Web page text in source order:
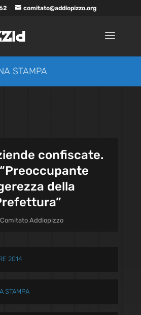
comitato@addiopizzo.org
STAMPA
confiscate.
della
Comitato Addiopizzo
2014
STAMPA